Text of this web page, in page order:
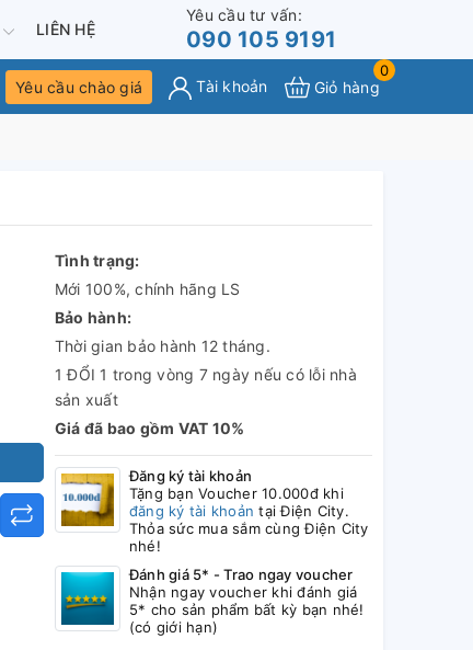
LIÊN HỆ
Yêu cầu tư vấn:
090 105 9191
Yêu cầu chào giá Tài khoản
0
Giỏ hàng
Tình trạng:
Mới 100%, chính hãng LS
Bảo hành:
Thời gian bảo hành 12 tháng.
1 ĐỔI 1 trong vòng 7 ngày nếu có lỗi nhà
sản xuất
Giá đã bao gồm VAT 10%
Đăng ký tài khoản
Tặng bạn Voucher 10.000đ khi
đăng ký tài khoản tại Điện City.
Thỏa sức mua sắm cùng Điện City
nhé!
Đánh giá 5* - Trao ngay voucher
Nhận ngay voucher khi đánh giá
5* cho sản phẩm bất kỳ bạn nhé!
(có giới hạn)